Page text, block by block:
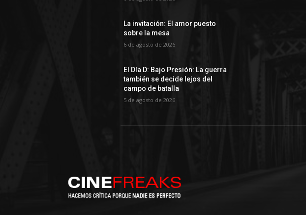
La invitación: El amor puesto
sobre la mesa
6 de agosto de 2026
El Día D: Bajo Presión: La guerra
también se decide lejos del
campo de batalla
5 de agosto de 2026